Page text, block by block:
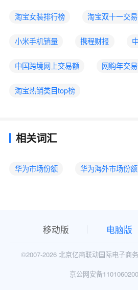
淘宝女装排行榜 淘宝双十一交
小米手机销量 携程财报
中国跨境网上交易额 网购年交
淘宝热销类目top榜
相关词汇
华为市场份额 华为海外市场份额
移动版 电脑版
©2007-2026 北京亿商联动国际电子商
京公网安备